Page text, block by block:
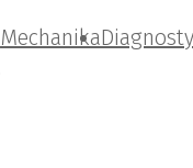
Mechanika